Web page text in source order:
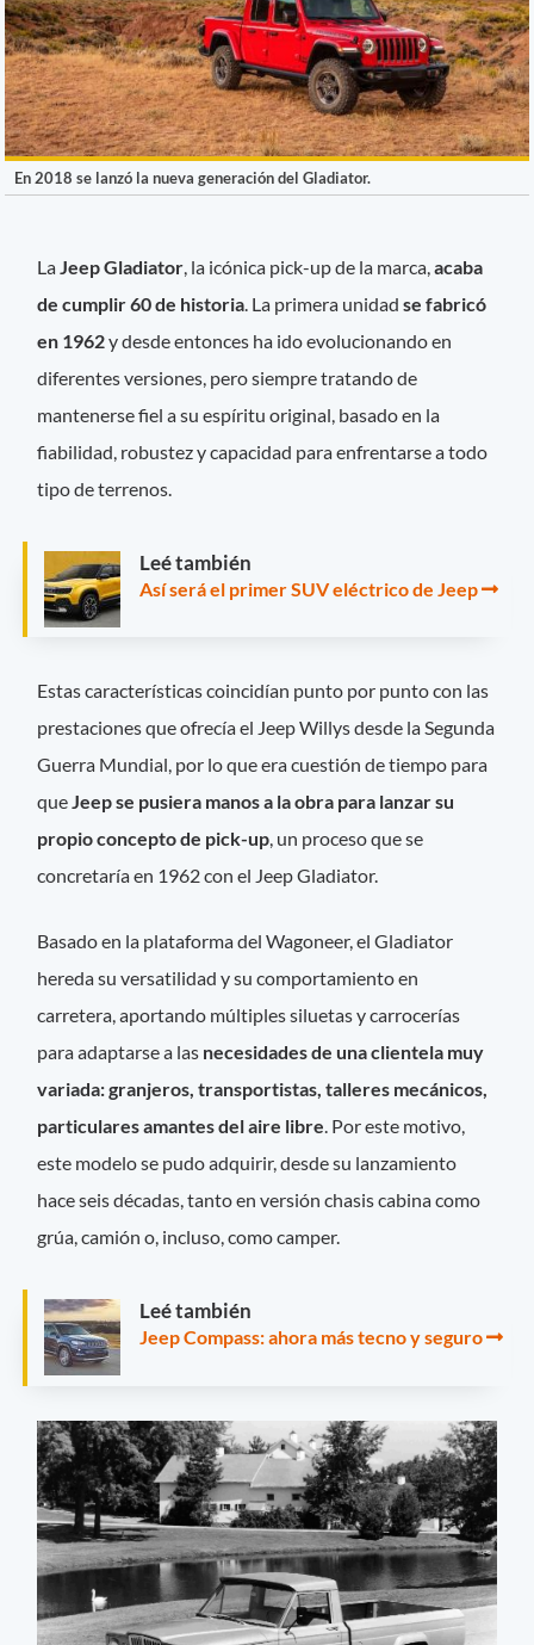
En 2018 se lanzó la nueva generación del Gladiator.
La Jeep Gladiator , la icónica pick-up de la marca,acaba
de cumplir 60 de historia . La primera unidadse fabricó
en 1962y desde entonces ha ido evolucionando en
diferentes versiones, pero siempre tratando de
mantenerse fiel a su espíritu original, basado en la
fiabilidad, robustez y capacidad para enfrentarse a todo
tipo de terrenos.
Leé también
Así será el primer SUV eléctrico de Jeep
Estas características coincidían punto por punto con las
prestaciones que ofrecía el Jeep Willys desde la Segunda
Guerra Mundial, por lo que era cuestión de tiempo para
queJeep se pusiera manos a la obra para lanzar su
propio concepto de pick-up, un proceso que se
concretaría en 1962 con el Jeep Gladiator.
Basado en la plataforma del Wagoneer, el Gladiator
hereda su versatilidad y su comportamiento en
carretera, aportando múltiples siluetas y carrocerías
para adaptarse a las necesidades de una clientela muy
variada: granjeros, transportistas, talleres mecánicos,
particulares amantes del aire libre. Por este motivo,
este modelo se pudo adquirir, desde su lanzamiento
hace seis décadas, tanto en versión chasis cabina como
grúa, camión o, incluso, como camper.
Leé también
Jeep Compass: ahora más tecno y seguro